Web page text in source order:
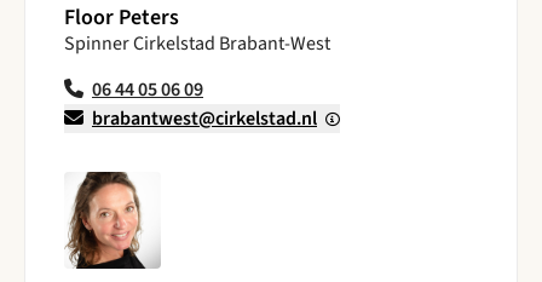
Floor Peters
Spinner Cirkelstad Brabant-West
06 44 05 06 09
brabantwest@cirkelstad.nl